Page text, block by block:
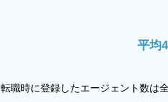
平均
転職時に登録したエージェント数は